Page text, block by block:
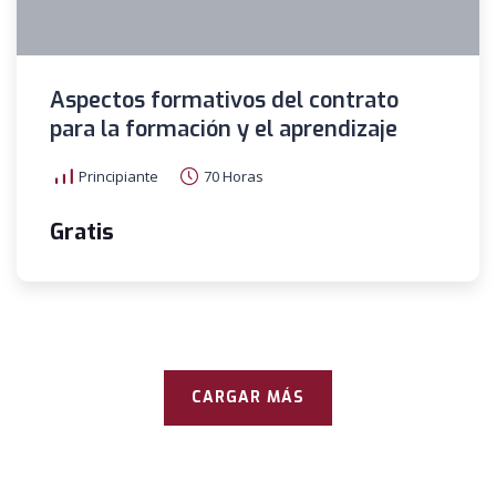
Aspectos formativos del contrato
para la formación y el aprendizaje
Principiante 70 Horas
Gratis
CARGAR MÁS